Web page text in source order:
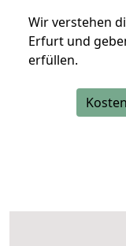
Wir verstehen
Erfurt und
erfüllen.